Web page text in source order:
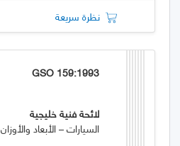
نظرة سريعة
GSO 159:1993
لائحة فنية خليجية
السيارات – الأبعاد والأوزان